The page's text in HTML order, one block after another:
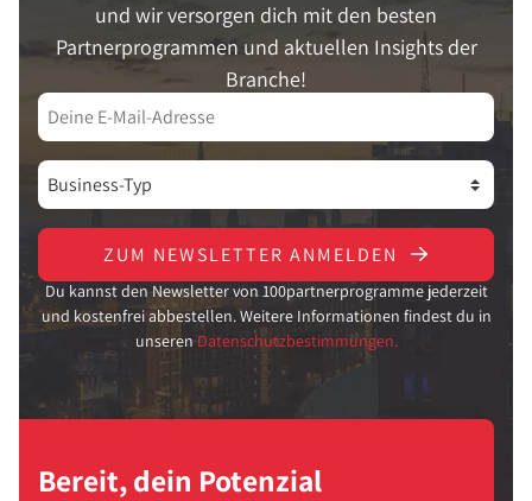
und wir versorgen dich mit den besten
Partnerprogrammen und aktuellen Insights der
Branche!
ZUM NEWSLETTER ANMELDEN
Du kannst den Newsletter von 100partnerprogramme jederzeit
und kostenfrei abbestellen. Weitere Informationen findest du in
unseren Datenschutzbestimmungen.
Bereit, dein Potenzial